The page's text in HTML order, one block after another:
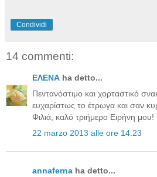
Condividi
14 commenti:
ΕΛΕΝΑ ha detto...
Πεντανόστιμο και χορταστικό
ευχαρίστως το έτρωγα και σαν
Φιλιά, καλό τριήμερο Ειρήνη μου!
22 marzo 2013 alle ore 14:23
annaferna ha detto...